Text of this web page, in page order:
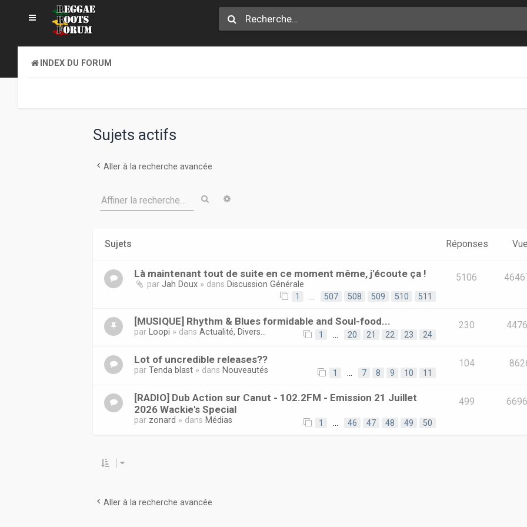
INDEX DU FORUM
Sujets actifs
Aller à la recherche avancée
Affiner la recherche… Rechercher
Sujets Réponses
Là maintenant tout de suite en ce moment même, j'écoute ça !
parJah Doux » dans Discussion Générale
1
507 508 509 510 511
5106
[MUSIQUE] Rhythm & Blues formidable and Soul-food...
par Loopi » dansActualité, Divers... 1 20 21 22 23 24
230
Lot of uncredible releases??
parTenda blast » dans Nouveautés 1 7 8 9 10 11
104
[RADIO] Dub Action sur Canut - 102.2FM - Emission 21 Juillet
2026 Wackie's Special
par zonard » dans Médias 1 46 47 48 49 50
499
Aller à la recherche avancée